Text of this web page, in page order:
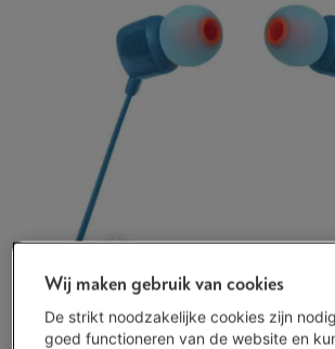
Wij maken gebruik van cookies
De strikt noodzakelijke cookies zijn
goed functioneren van de website en